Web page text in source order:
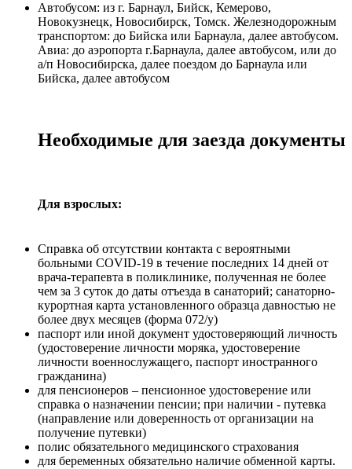
Автобусом: из г. Барнаул, Бийск, Кемерово,
Новокузнецк, Новосибирск, Томск. Железнодорожным
транспортом: до Бийска или Барнаула, далее автобусом.
Авиа: до аэропорта г.Барнаула, далее автобусом, или до
а/п Новосибирска, далее поездом до Барнаула или
Бийска, далее автобусом
Необходимые для заезда документы
Для взрослых:
Справка об отсутствии контакта с вероятными
больными COVID-19 в течение последних 14 дней от
врача-терапевта в поликлинике, полученная не более
чем за 3 суток до даты отъезда в санаторий; санаторно-
курортная карта установленного образца давностью не
более двух месяцев (форма 072/у)
паспорт или иной документ удостоверяющий личность
(удостоверение личности моряка, удостоверение
личности военнослужащего, паспорт иностранного
гражданина)
для пенсионеров – пенсионное удостоверение или
справка о назначении пенсии; при наличии - путевка
(направление или доверенность от организации на
получение путевки)
полис обязательного медицинского страхования
для беременных обязательно наличие обменной карты.